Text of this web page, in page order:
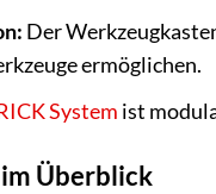
Der
ermöglichen.
System ist
Überblick